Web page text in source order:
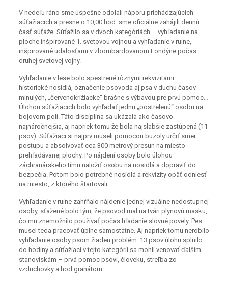
V nedeľu ráno sme úspešne odolali náporu prichádzajúcich
súťažiacich a presne o 10,00 hod. sme oficiálne zahájili dennú
časť súťaže. Súťažilo sa v dvoch kategóriách – vyhľadanie na
ploche inšpirované 1. svetovou vojnou a vyhľadanie v ruine,
inšpirované udalosťami v zbombardovanom Londýne počas
druhej svetovej vojny.
Vyhľadanie v lese bolo spestrené rôznymi rekvizitami –
historické nosidlá, označenie psovoda aj psa v duchu časov
minulých, „červenokrižiacke“ brašne s výbavou pre prvú pomoc…
Úlohou súťažiacich bolo vyhľadať jednu „postrelenú“ osobu na
bojovom poli. Táto disciplína sa ukázala ako časovo
najnáročnejšia, aj napriek tomu že bola najslabšie zastúpená (11
psov). Súťažiaci si najprv museli pomocou buzoly určiť smer
postupu a absolvovať cca 300 metrový presun na miesto
prehľadávanej plochy. Po nájdení osoby bolo úlohou
záchranárskeho tímu naložiť osobu na nosidlá a dopraviť do
bezpečia. Potom bolo potrebné nosidlá a rekvizity opäť odniesť
na miesto, z ktorého štartovali.
Vyhľadanie v ruine zahŕňalo nájdenie jednej vizuálne nedostupnej
osoby, sťažené bolo tým, že psovod mal na tvári plynovú masku,
čo mu znemožnilo používať počas hľadanie slovné povely. Pes
musel teda pracovať úplne samostatne. Aj napriek tomu nerobilo
vyhľadanie osoby psom žiaden problém. 13 psov úlohu splnilo
do hodiny a súťažiaci v tejto kategórii sa mohli venovať ďalším
stanoviskám – prvá pomoc psovi, človeku, streľba zo
vzduchovky a hod granátom.